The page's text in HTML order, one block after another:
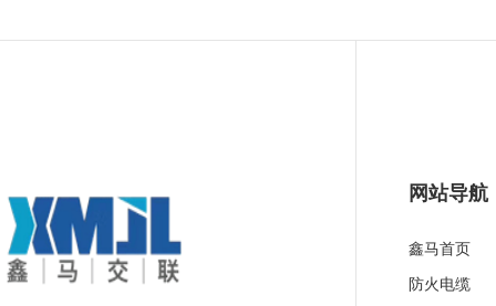
网站导航
鑫马首页
防火电缆